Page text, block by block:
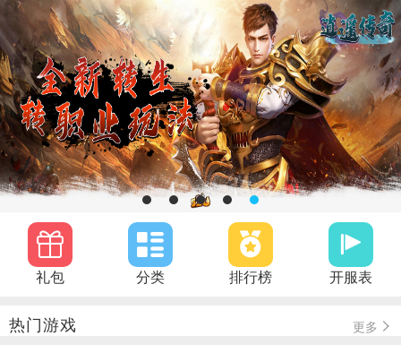
礼包 分类 排行榜 开服表
热门游戏 更多